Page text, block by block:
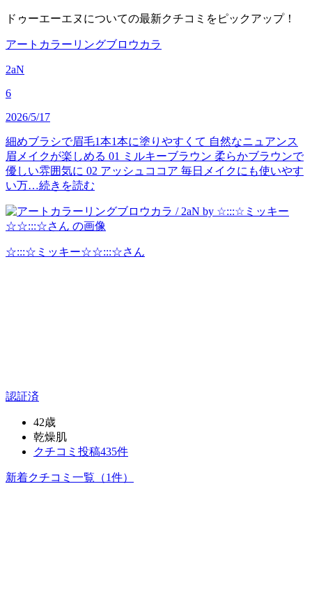
ドゥーエーエヌについての最新クチコミをピックアップ！
アートカラーリングブロウカラ
2aN
6
2026/5/17
細めブラシで眉毛1本1本に塗りやすくて 自然なニュアンス
眉メイクが楽しめる 01 ミルキーブラウン 柔らかブラウンで
優しい雰囲気に 02 アッシュココア 毎日メイクにも使いやす
い万…続きを読む
☆:::☆ミッキー☆☆:::☆さん
認証済
42歳
乾燥肌
クチコミ投稿435件
新着クチコミ一覧 （1件）